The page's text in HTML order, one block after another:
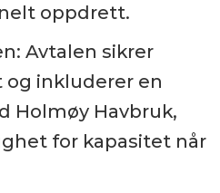
oppdrett.
Avtalen sikrer
inkluderer en
Holmøy Havbruk,
for kapasitet når